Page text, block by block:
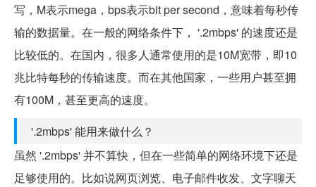
写，M表示mega，bps表示bit per second，意味着每秒传
输的数据量。在一般的网络条件下， '.2mbps' 的速度还是
比较低的。在国内，很多人通常使用的是10M宽带，即10
兆比特每秒的传输速度。而在其他国家，一些用户甚至拥
有100M，甚至更高的速度。
'.2mbps' 能用来做什么？
虽然 '.2mbps' 并不算快，但在一些简单的网络环境下还是
足够使用的。比如说网页浏览、电子邮件收发、文字聊天